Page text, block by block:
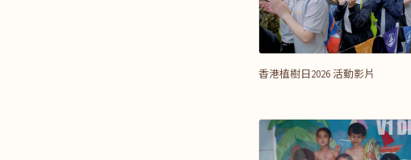
香港植樹日2026 活動影片